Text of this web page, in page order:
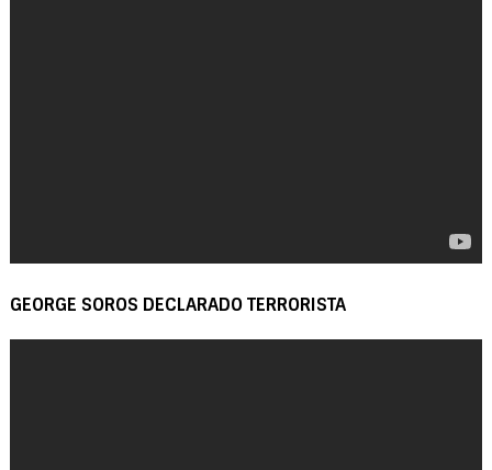
GEORGE SOROS DECLARADO TERRORISTA